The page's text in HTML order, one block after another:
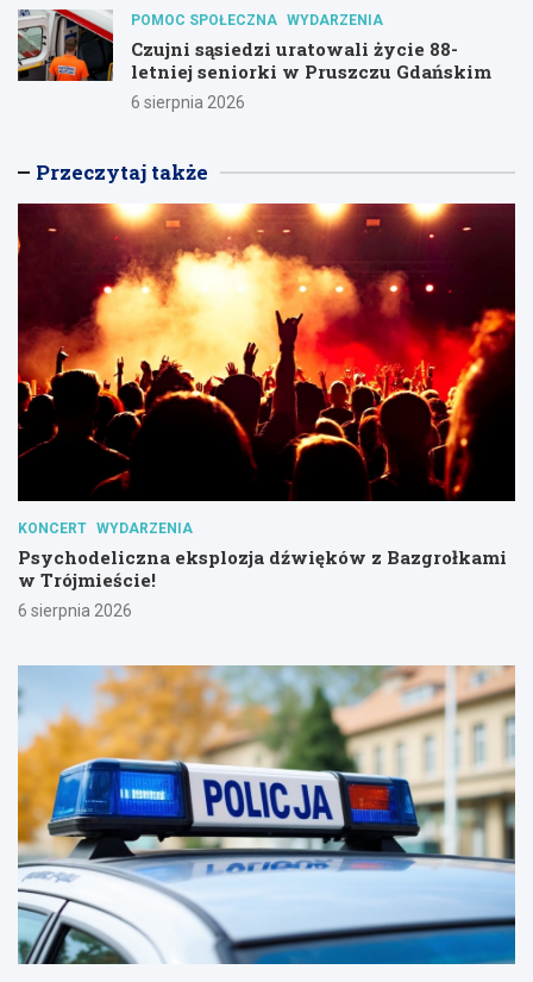
POMOC SPOŁECZNA WYDARZENIA
Czujni sąsiedzi uratowali życie 88-
letniej seniorki w Pruszczu Gdańskim
6 sierpnia 2026
Przeczytaj także
KONCERT WYDARZENIA
Psychodeliczna eksplozja dźwięków z Bazgrołkami
w Trójmieście!
6 sierpnia 2026